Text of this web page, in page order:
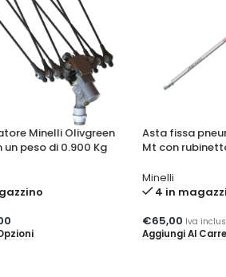
Minelli Olivgreen
un peso di 0.900 Kg
Asta fissa
Mt con
Minelli
4 in
€65,00 Iva
Aggiungi Al